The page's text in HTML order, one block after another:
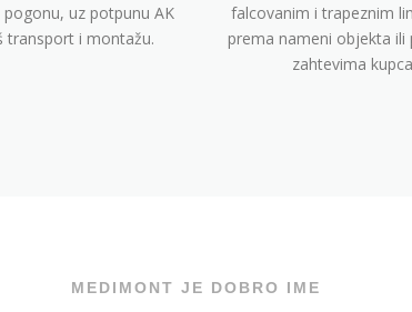
uz potpunu AK
transport i montažu.
falcovanim i trapeznim
prema nameni objekta ili
zahtevima
MEDIMONT JE DOBRO IME